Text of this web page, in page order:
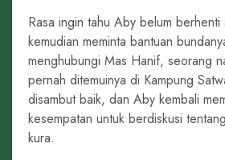
Rasa ingin tahu Aby belum berhenti
kemudian meminta bantuan
menghubungi Mas Hanif, seorang
pernah ditemuinya di Kampung
disambut baik, dan Aby kembali
kesempatan untuk berdiskusi
kura.